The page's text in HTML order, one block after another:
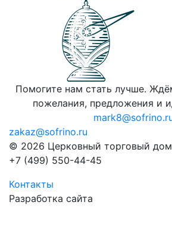
Помогите нам стать лучше.
пожелания, предложения и
zakaz@sofrino.ru
© 2026 Церковный торговый
+7 (499) 550-44-45
Контакты
Разработка сайта